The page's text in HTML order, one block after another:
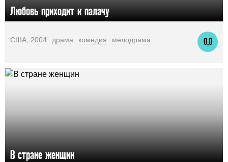
Любовь приходит к палачу
0,0
США, 2004 драма комедия мелодрама
В стране женщин